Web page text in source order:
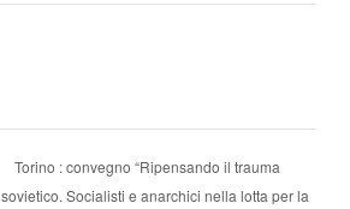
Torino : convegno “Ripensando il trauma
sovietico. Socialisti e anarchici nella lotta per la